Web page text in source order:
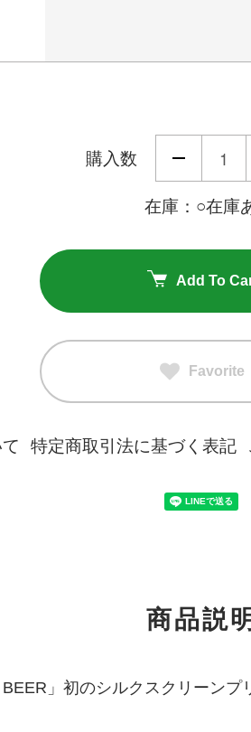
購入数
在庫：○在庫
Add To
Favorite
特定商取引法に基づく表記
商品説明
」初のシルクスクリーンプ